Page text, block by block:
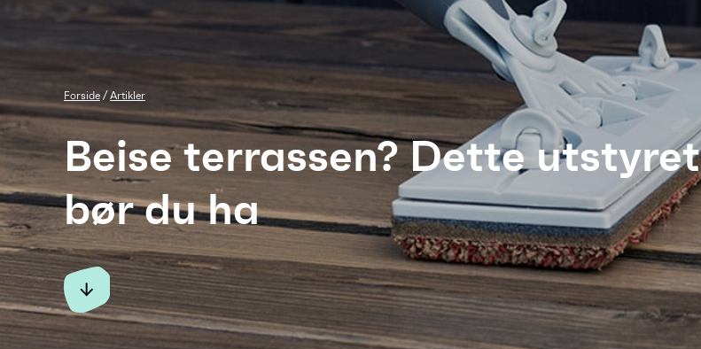
Forside Artikler
Beise terrassen? Dette utstyret
bør du ha